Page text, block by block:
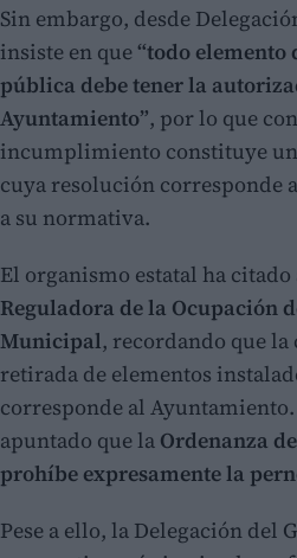
Sin embargo, desde
insiste en que “todo elemento
pública debe tener la
Ayuntamiento”, por lo que
incumplimiento constituye
cuya resolución corresponde
a su normativa.
El organismo estatal ha citado
Reguladora de la Ocupación
Municipal, recordando que
retirada de elementos
corresponde al
apuntado que la Ordenanza
prohíbe expresamente la
Pese a ello, la Delegación del